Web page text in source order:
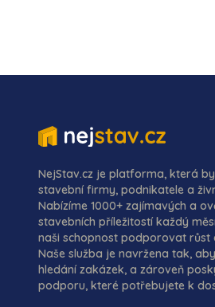
NejStav.cz je platforma, která
stavební firmy, podnikatele a
Nabízíme 1000+ zajímavých a
stavebních příležitostí každý
naši schopnost podporovat růst
Naše služba je navržena tak,
hledání zakázek, a zároveň
podporu, které potřebujete k